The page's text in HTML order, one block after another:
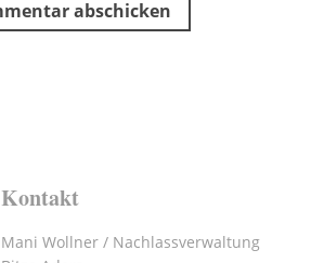
Kontakt
Mani Wollner / Nachlassverwaltung